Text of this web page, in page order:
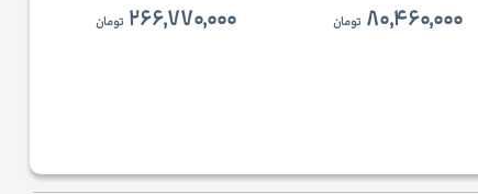
۲۶۶,۷۷۰,۰۰۰ تومان ۸۰,۴۶۰,۰۰۰ تومان